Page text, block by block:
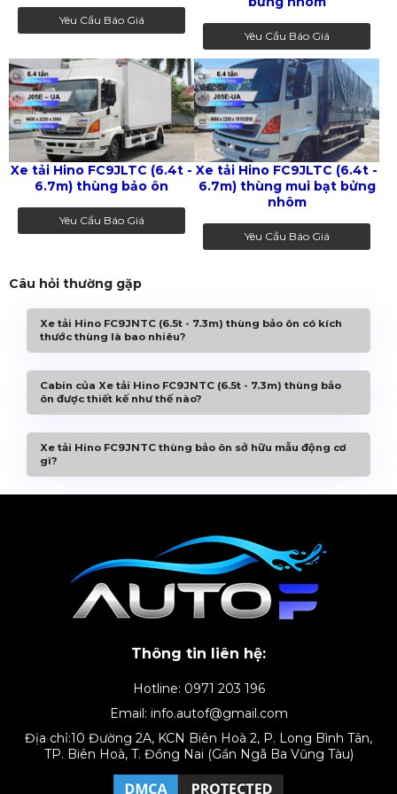
Xe tải HinoFC9JN TCthùng bảo ôn được trang bị
hệ thống gương kép với gốc quan sát khá lớn góp
thể dễ dàng hơn khi điều khiển xe trên những đoạn
Yêu Cầu Báo Giá
Yêu Cầu Báo Giá
Xe tải Hino FC9JLTC (6.4t -
6.7m) thùng bảo ôn
Yêu Cầu Báo Giá
Xe tải Hino FC9JLTC (6.4t -
6.7m) thùng mui bạt bửng
nhôm
Yêu Cầu Báo Giá
Câu hỏi thường gặp
Xe tải Hino FC9JNTC (6.5t - 7.3m) thùng bảo ôn có kích
thước thùng là bao nhiêu?
Cabin của Xe tải Hino FC9JNTC (6.5t - 7.3m) thùng bảo
ôn được thiết kế như thế nào?
Xe tải Hino FC9JNTC thùng bảo ôn sở hữu mẫu động cơ
gì?
Thông tin liên hệ:
Hotline: 0971 203 196
Email: info.autof@gmail.com
Địa chỉ:10 Đường 2A, KCN Biên Hoà 2, P. Long Bình Tân,
TP. Biên Hoà, T. Đồng Nai (Gần Ngã Ba Vũng Tàu)